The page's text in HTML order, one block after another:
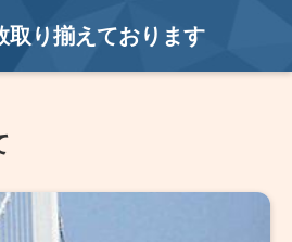
取り揃えております